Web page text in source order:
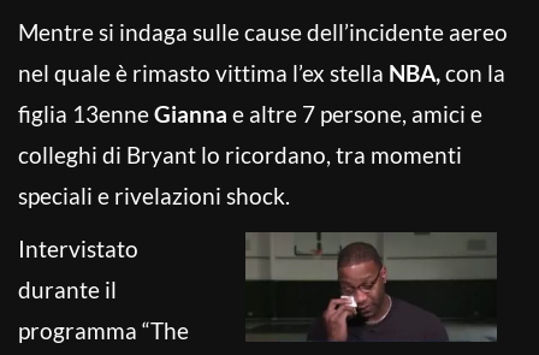
Mentre si indaga sulle cause dell’incidente aereo
nel quale è rimasto vittima l’ex stella NBA,con la
figlia 13enneGianna e altre 7 persone, amici e
colleghi di Bryant lo ricordano, tra momenti
speciali e rivelazioni shock.
Intervistato
durante il
programma “The